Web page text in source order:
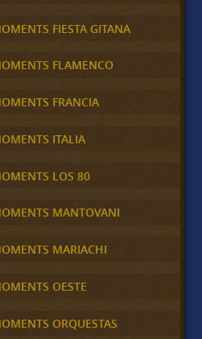
FIESTA GITANA
FLAMENCO
FRANCIA
ITALIA
LOS 80
MANTOVANI
MARIACHI
OESTE
ORQUESTAS